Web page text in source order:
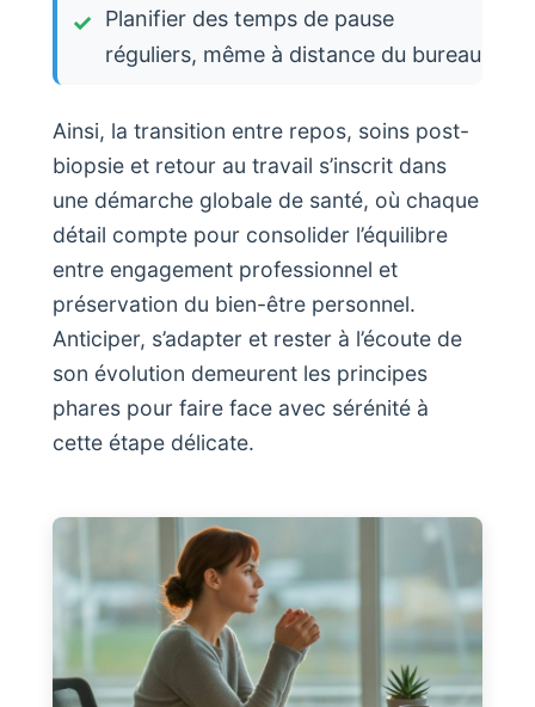
Planifier des temps de pause
réguliers, même à distance du bureau
Ainsi, la transition entre repos, soins post-
biopsie et retour au travail s’inscrit dans
une démarche globale de santé, où chaque
détail compte pour consolider l’équilibre
entre engagement professionnel et
préservation du bien-être personnel.
Anticiper, s’adapter et rester à l’écoute de
son évolution demeurent les principes
phares pour faire face avec sérénité à
cette étape délicate.